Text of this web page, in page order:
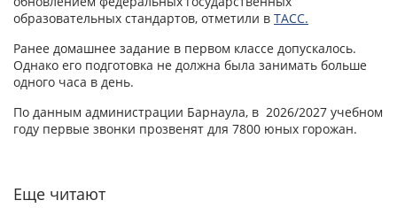
образовательных стандартов, отметили в ТАСС.
Ранее домашнее задание в первом классе допускалось.
Однако его подготовка не должна была занимать больше
одного часа в день.
По данным администрации Барнаула, в 2026/2027 учебном
году первые звонки прозвенят для 7800 юных горожан.
Еще читают